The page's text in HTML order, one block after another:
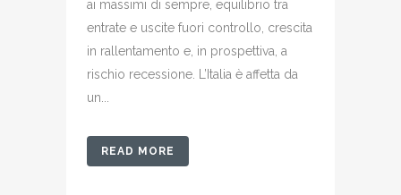
ai massimi di sempre, equilibrio tra
entrate e uscite fuori controllo, crescita
in rallentamento e, in prospettiva, a
rischio recessione. L’Italia è affetta da
un...
READ MORE